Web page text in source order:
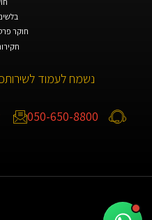
נשמח לעמוד
050-650-8800
חוקר